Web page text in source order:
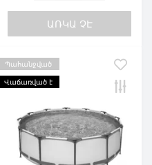
ԱՌԿԱ ՉԷ
Պահանջված
Վաճառված է